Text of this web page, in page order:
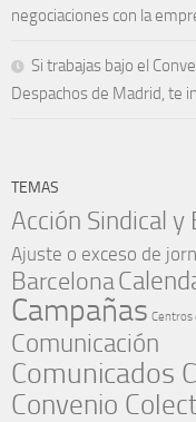
negociaciones con la
Si trabajas bajo el
Despachos de Madrid, te
TEMAS
Acción Sindical y
Ajuste o exceso de
Barcelona
Campañas Centros
Comunicación
Comunicados
Convenio